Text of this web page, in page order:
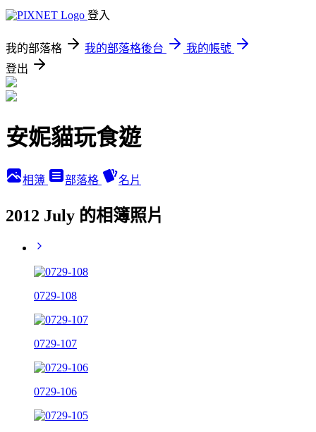
登入
我的部落格 我的部落格後台
我的帳號
登出
安妮貓玩食遊
相簿 部落格 名片
2012 July 的相簿照片
0729-108
0729-107
0729-106